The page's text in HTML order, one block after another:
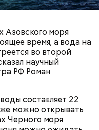
Азовского моря
время, а вода на
во второй
научный
РФ Роман
составляет 22
можно открывать
Черного моря